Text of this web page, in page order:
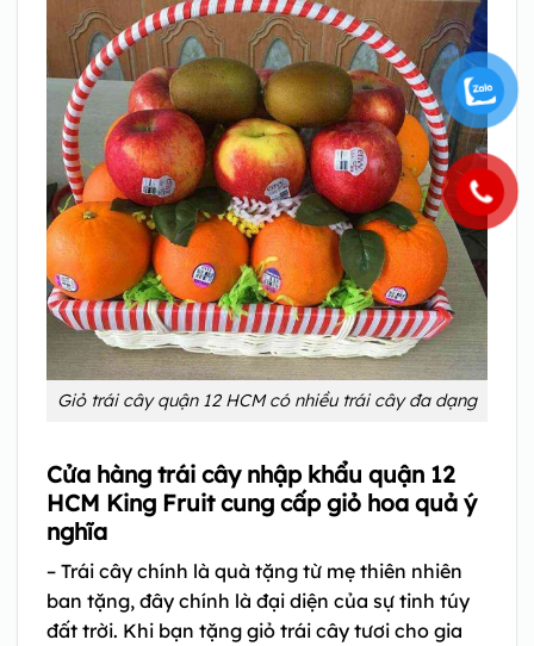
Giỏ trái cây quận 12 HCM có nhiều trái cây đa dạng
Cửa hàng trái cây nhập khẩu quận 12
HCM King Fruit cung cấp giỏ hoa quả ý
nghĩa
– Trái cây chính là quà tặng từ mẹ thiên nhiên
ban tặng, đây chính là đại diện của sự tinh túy
đất trời. Khi bạn tặng giỏ trái cây tươi cho gia